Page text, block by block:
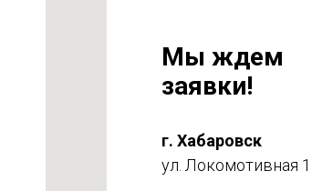
Мы ждем
заявки!
г. Хабаровск
ул. Локомотивная 1